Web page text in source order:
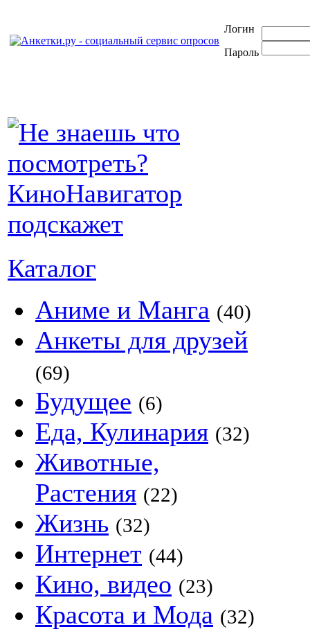
Логин
Пароль
Каталог
Аниме и Манга (40)
Анкеты для друзей
(69)
Будущее (6)
Еда, Кулинария (32)
Животные,
Растения (22)
Жизнь (32)
Интернет (44)
Кино, видео (23)
Красота и Мода (32)